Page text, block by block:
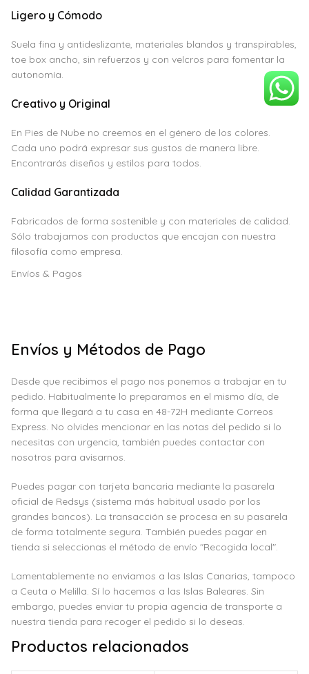
Ligero y Cómodo
Suela fina y antideslizante, materiales blandos y transpirables,
toe box ancho, sin refuerzos y con velcros para fomentar la
autonomía.
Creativo y Original
En Pies de Nube no creemos en el género de los colores.
Cada uno podrá expresar sus gustos de manera libre.
Encontrarás diseños y estilos para todos.
Calidad Garantizada
Fabricados de forma sostenible y con materiales de calidad.
Sólo trabajamos con productos que encajan con nuestra
filosofía como empresa.
Envíos & Pagos
Envíos y Métodos de Pago
Desde que recibimos el pago nos ponemos a trabajar en tu
pedido. Habitualmente lo preparamos en el mismo día, de
forma que llegará a tu casa en 48-72H mediante Correos
Express. No olvides mencionar en las notas del pedido si lo
necesitas con urgencia, también puedes contactar con
nosotros para avisarnos.
Puedes pagar con tarjeta bancaria mediante la pasarela
oficial de Redsys (sistema más habitual usado por los
grandes bancos). La transacción se procesa en su pasarela
de forma totalmente segura. También puedes pagar en
tienda si seleccionas el método de envío "Recogida local".
Lamentablemente no enviamos a las Islas Canarias, tampoco
a Ceuta o Melilla. Sí lo hacemos a las Islas Baleares. Sin
embargo, puedes enviar tu propia agencia de transporte a
nuestra tienda para recoger el pedido si lo deseas.
Productos relacionados